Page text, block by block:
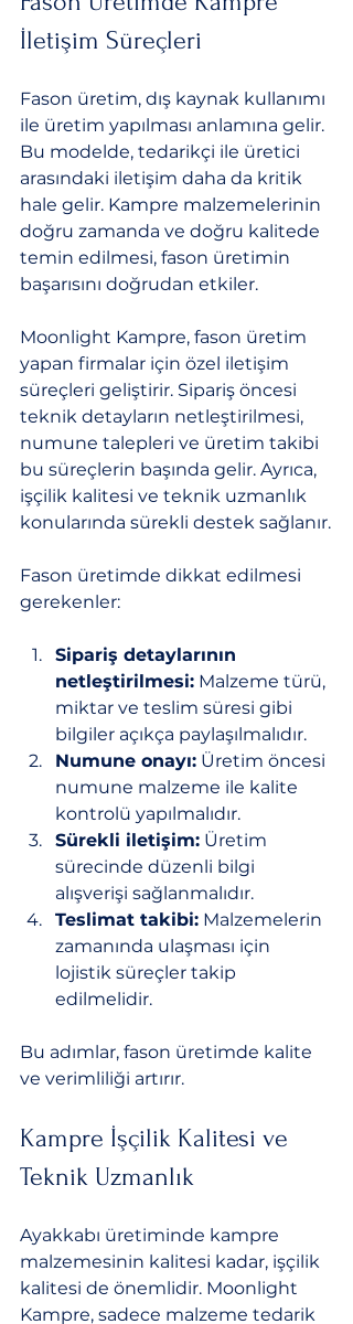
İletişim Süreçleri
Fason üretim, dış kaynak kullanımı
ile üretim yapılması anlamına gelir.
Bu modelde, tedarikçi ile üretici
arasındaki iletişim daha da kritik
hale gelir. Kampre malzemelerinin
doğru zamanda ve doğru kalitede
temin edilmesi, fason üretimin
başarısını doğrudan etkiler.
Moonlight Kampre, fason üretim
yapan firmalar için özel iletişim
süreçleri geliştirir. Sipariş öncesi
teknik detayların netleştirilmesi,
numune talepleri ve üretim takibi
bu süreçlerin başında gelir. Ayrıca,
işçilik kalitesi ve teknik uzmanlık
konularında sürekli destek sağlanır.
Fason üretimde dikkat edilmesi
gerekenler:
Sipariş detaylarının
netleştirilmesi: Malzeme türü,
miktar ve teslim süresi gibi
bilgiler açıkça paylaşılmalıdır.
Numune onayı: Üretim öncesi
numune malzeme ile kalite
kontrolü yapılmalıdır.
Sürekli iletişim: Üretim
sürecinde düzenli bilgi
alışverişi sağlanmalıdır.
Teslimat takibi: Malzemelerin
zamanında ulaşması için
lojistik süreçler takip
edilmelidir.
Bu adımlar, fason üretimde kalite
ve verimliliği artırır.
Kampre İşçilik Kalitesi ve
Teknik Uzmanlık
Ayakkabı üretiminde kampre
malzemesinin kalitesi kadar, işçilik
kalitesi de önemlidir. Moonlight
Kampre, sadece malzeme tedarik